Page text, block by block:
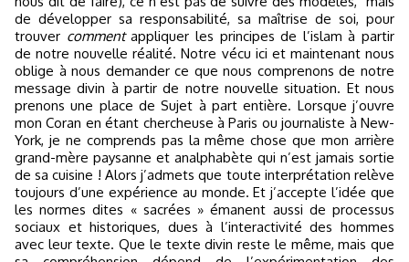
de développer sa responsabilité, sa maîtrise de soi, pour
trouver commentappliquer les principes de l’islam à partir
de notre nouvelle réalité. Notre vécu ici et maintenant nous
oblige à nous demander ce que nous comprenons de notre
message divin à partir de notre nouvelle situation. Et nous
prenons une place de Sujet à part entière. Lorsque j’ouvre
mon Coran en étant chercheuse à Paris ou journaliste à New-
York, je ne comprends pas la même chose que mon arrière
grand-mère paysanne et analphabète qui n’est jamais sortie
de sa cuisine ! Alors j’admets que toute interprétation relève
toujours d’une expérience au monde. Et j’accepte l’idée que
les normes dites « sacrées » émanent aussi de processus
sociaux et historiques, dues à l’interactivité des hommes
avec leur texte. Que le texte divin reste le même, mais que